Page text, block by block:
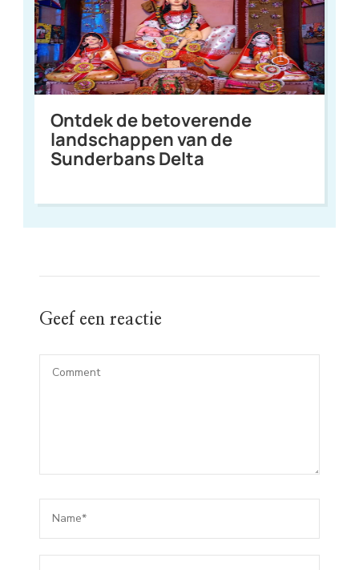
Ontdek de betoverende
landschappen van de
Sunderbans Delta
Geef een reactie